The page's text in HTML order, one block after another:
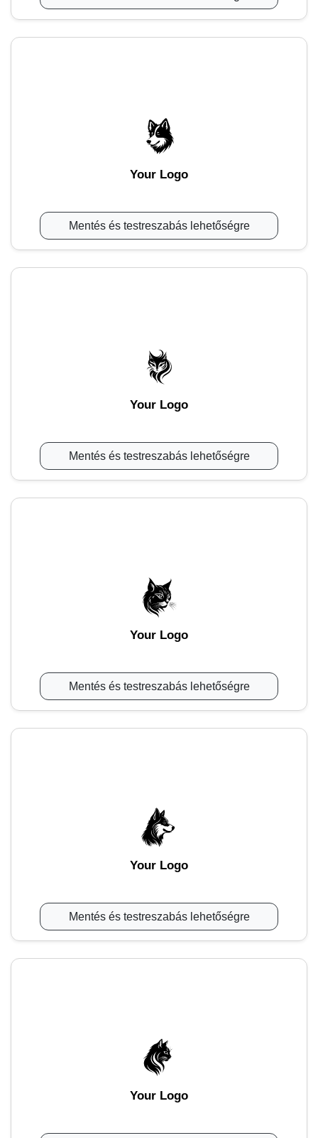
Your Logo
Mentés és testreszabás lehetőségre
Your Logo
Mentés és testreszabás lehetőségre
Your Logo
Mentés és testreszabás lehetőségre
Your Logo
Mentés és testreszabás lehetőségre
Your Logo